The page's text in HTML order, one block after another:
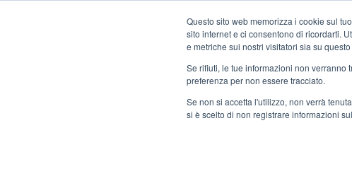
Questo sito web memorizza i cookie sul
sito internet e ci consentono di ricordarti.
e metriche sui nostri visitatori sia su
Se rifiuti, le tue informazioni non verranno
preferenza per non essere tracciato.
Se non si accetta l'utilizzo, non verrà
si è scelto di non registrare informazioni
Prodotti Soluzioni